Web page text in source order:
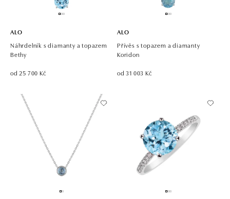
ALO
Náhrdelník s diamanty a topazem
Bethy
od 25 700 Kč
ALO
Přívěs s topazem a diamanty
Koridon
od 31 003 Kč